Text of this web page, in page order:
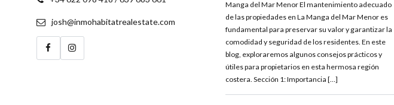
josh@inmohabitatrealestate.com
Manga del Mar Menor El mantenimiento adecuado
de las propiedades en La Manga del Mar Menor es
fundamental para preservar su valor y garantizar la
comodidad y seguridad de los residentes. En este
blog, exploraremos algunos consejos prácticos y
útiles para propietarios en esta hermosa región
costera. Sección 1: Importancia […]